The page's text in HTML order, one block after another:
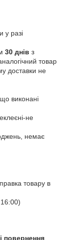
у разі
30 днів з
товар
доставки не
виконані
не
немає
товару в
повернення